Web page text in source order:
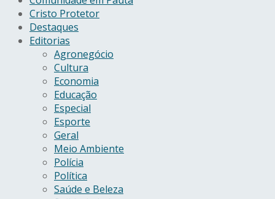
Cristo Protetor
Destaques
Editorias
Agronegócio
Cultura
Economia
Educação
Especial
Esporte
Geral
Meio Ambiente
Polícia
Política
Saúde e Beleza